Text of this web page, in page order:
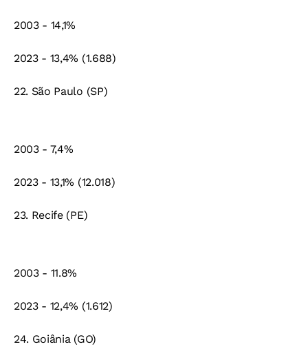
2003 - 14,1%
2023 - 13,4% (1.688)
22. São Paulo (SP)
2003 - 7,4%
2023 - 13,1% (12.018)
23. Recife (PE)
2003 - 11.8%
2023 - 12,4% (1.612)
24. Goiânia (GO)